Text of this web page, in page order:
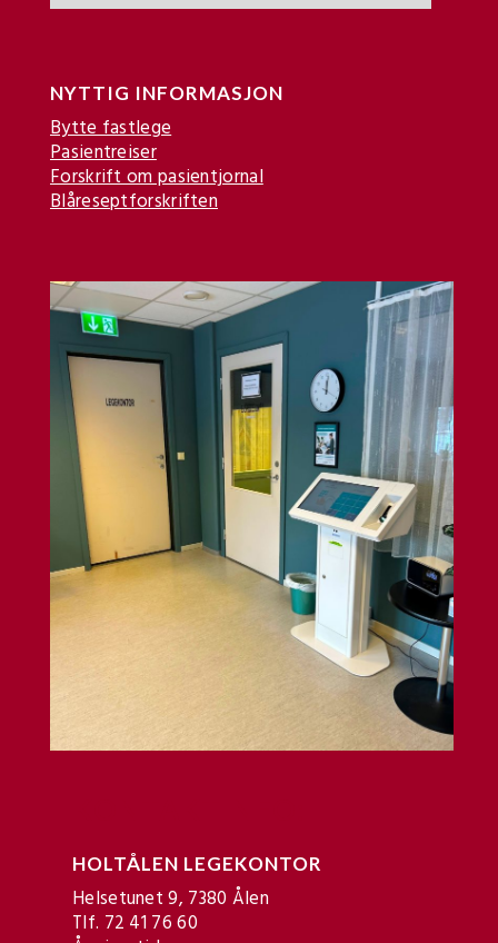
NYTTIG INFORMASJON
Bytte fastlege
Pasientreiser
Forskrift om pasientjornal
Blåreseptforskriften
HOLTÅLEN LEGEKONTOR
Helsetunet 9, 7380 Ålen
Tlf. 72 41 76 60